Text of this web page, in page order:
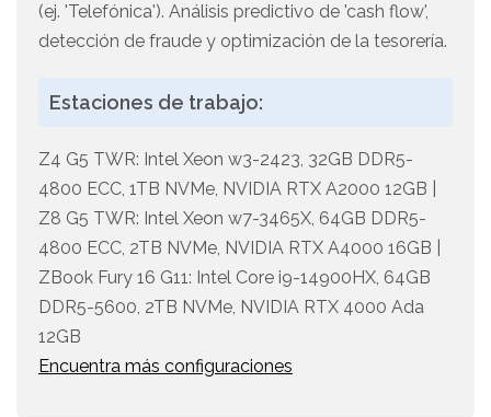
(ej. 'Telefónica'). Análisis predictivo de 'cash flow',
detección de fraude y optimización de la tesorería.
Estaciones de trabajo:
Z4 G5 TWR: Intel Xeon w3-2423, 32GB DDR5-
4800 ECC, 1TB NVMe, NVIDIA RTX A2000 12GB |
Z8 G5 TWR: Intel Xeon w7-3465X, 64GB DDR5-
4800 ECC, 2TB NVMe, NVIDIA RTX A4000 16GB |
ZBook Fury 16 G11: Intel Core i9-14900HX, 64GB
DDR5-5600, 2TB NVMe, NVIDIA RTX 4000 Ada
12GB
Encuentra más configuraciones